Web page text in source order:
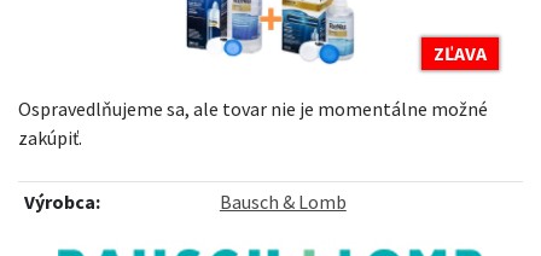
ZĽAVA
Ospravedlňujeme sa, ale tovar nie je momentálne možné
zakúpiť.
Výrobca: Bausch & Lomb